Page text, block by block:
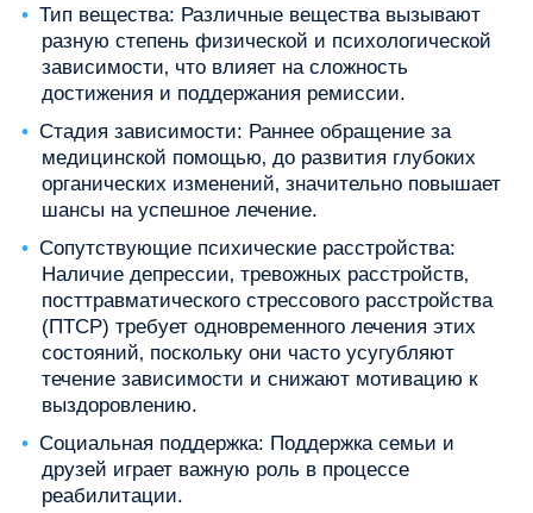
Тип вещества: Различные вещества вызывают
разную степень физической и психологической
зависимости‚ что влияет на сложность
достижения и поддержания ремиссии.
Стадия зависимости: Раннее обращение за
медицинской помощью‚ до развития глубоких
органических изменений‚ значительно повышает
шансы на успешное лечение.
Сопутствующие психические расстройства:
Наличие депрессии‚ тревожных расстройств‚
посттравматического стрессового расстройства
(ПТСР) требует одновременного лечения этих
состояний‚ поскольку они часто усугубляют
течение зависимости и снижают мотивацию к
выздоровлению.
Социальная поддержка: Поддержка семьи и
друзей играет важную роль в процессе
реабилитации.